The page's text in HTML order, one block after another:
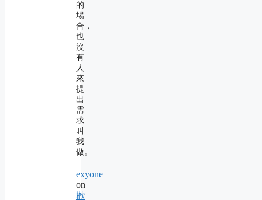
的
場
合，
也
沒
有
人
來
提
出
需
求
叫
我
做。
exyone
on
歡